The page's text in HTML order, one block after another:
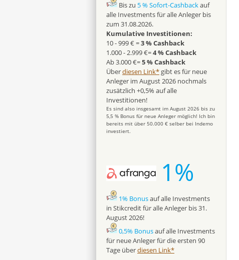
Bis zu 5 % Sofort-Cashbackauf
alle Investments für alle Anleger bis
zum 31.08.2026.
Kumulative Investitionen:
10 - 999 € =3 % Cashback
1.000 - 2.999 €=4 % Cashback
Ab 3.000 €=5 % Cashback
Überdiesen Link* gibt es für neue
Anleger im August 2026 nochmals
zusätzlich +0,5% auf alle
Investitionen!
Es sind also insgesamt im August 2026 bis zu
5,5 % Bonus für neue Anleger möglich! Ich bin
bereits mit über 50.000 € selber bei Indemo
investiert.
1%
1% Bonusauf alle Investments
in Stikcredit für alle Anleger bis 31.
August 2026!
0,5% Bonusauf alle Investments
für neue Anleger für die ersten 90
Tage überdiesen Link*